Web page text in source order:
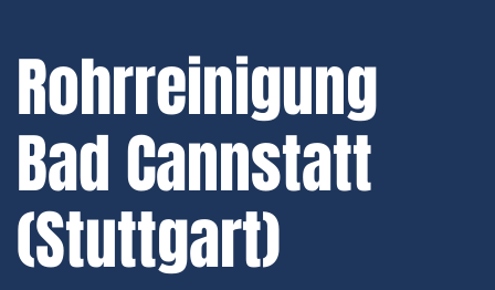
Rohrreinigung
Bad Cannstatt
(Stuttgart)